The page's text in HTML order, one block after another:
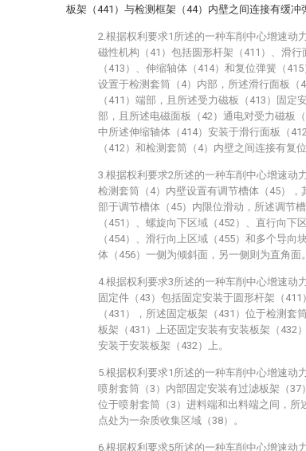
板架（441）与检测框架（44）内壁之间连接有缓冲
2.根据权利要求1所述的一种车削中心增速动
磁性机构（41）包括圆形杆架（411）、滑行
（413）、伸缩轴体（414）和复位弹簧（
设置于检测套筒（4）内部，所述滑行面板（
（411）端部，且所述受力磁板（413）固定
部，且所述电磁面板（42）通电对受力磁板
中所述伸缩轴体（414）安装于滑行面板（
（412）和检测套筒（4）内壁之间连接有复
3.根据权利要求2所述的一种车削中心增速动
检测套筒（4）内壁设置有调节槽体（45），
部于调节槽体（45）内限位滑动，所述调节
（451）、螺旋向下区域（452）、直行向下
（454）、滑行向上区域（455）和多个导向
体（456）一侧为倾斜面，另一侧则为直角面。
4.根据权利要求3所述的一种车削中心增速动
固定件（43）包括固定安装于圆形杆架（411
（431），所述固定板架（431）位于检测套
板架（431）上还固定安装有安装板架（432
安装于安装板架（432）上。
5.根据权利要求1所述的一种车削中心增速动
喷射套筒（3）内部固定安装有过滤板架（37
位于喷射套筒（3）进料端和出料端之间，所
点处为一杂质收集区域（38）。
6.根据权利要求5所述的一种车削中心增速动